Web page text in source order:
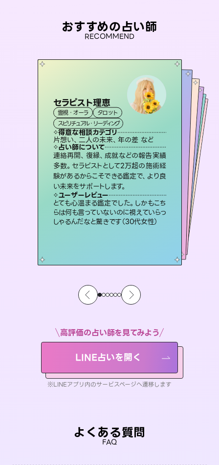
おすすめの占い師
RECOMMEND
セラピスト理恵
霊視・オーラ
タロット
スピリチュアル・リーディング
得意な相談カテゴリ
片想い、二人の未来、年の差 など
占い師について
連絡再開、復縁、成就などの報告実績
多数。セラピストとして2万超の施術経
験があるからこそできる鑑定で、より良
い未来をサポートします。
ユーザーレビュー
とても心温まる鑑定でした。しかもこち
らは何も言っていないのに視えていらっ
しゃるんだなと驚きです（30代女性）
未来視師＊花
霊視・オーラ 心理学
スピリチュアル・リーディング
得意な相談カテゴリ
出逢い、片想い、復縁 など
占い師について
未来には何パターンもの選択肢があり
ます。不安で視えにくくなっているあな
たの素敵な未来を見つけ、その未来を
選択できるようアドバイスします。
ユーザーレビュー
職場の人の性質や人間関係、本心など
本当によく視えていてびっくり。対策が
打てて前向きになれます（40代）
おう 霊感オラクル
霊視・オーラ
オラクルカード
得意な相談カテゴリ
恋愛総合、あの人の気持ち など
占い師について
霊視×オラクルカードを使って「今」と
「未来」そして「気になるあの人の気持
ち」まで丁寧に読み解き、恋や人生のヒ
ントを優しく引き出します。
ユーザーレビュー
不安な気持ちが嘘みたいに晴れまし
た…！よく視えていらっしゃるんだなと
感じました（40代 女性）
アイリス -iris-
西洋占星術
ルーン
得意な相談カテゴリ
恋愛総合、片想い、二人の未来 など
占い師について
復縁、恋愛、不倫の行方、同性愛や片思い、仕事関係や借金問題まで知りたいことや心の負担になっていることを紐解き、背中をそっと押して導きます。
ユーザーレビュー
安心感のあり、言い切ってくれる所や濁
さない鑑定のおかげで、毎回自分の気
持ちを整えられます（30代 男性）
彗望（すいぼう
霊視・オーラ
スピリチュアル・リーディング
得意な相談カテゴリ
片想い、あの人の気持ち、復縁 など
占い師について
3,700年以上の歴史を持つ東洋最古の
占術「易占」で詳細まで占い、幸せへ向
かう道筋を示します。厳しい結果にも具
体的な対策をお伝えします。
ユーザーレビュー
複雑な背景もしっかり聞いて鑑定して
いただけました。気持ちが楽になりまし
た（50代 女性）
桃源珠羽
霊視・オーラ タロット
スピリチュアル・リーディング
得意な相談カテゴリ
片想い、あの人の気持ち、復縁 など
占い師について
恋愛のお悩みの中でも特に「曖昧な関
係」の相談を得意としており、友達以上
恋人未満なお相手との今後や本音を丁
寧に読み解き恋愛成就へと導きます。
ユーザーレビュー
鑑定していただいてアドバイス通りに行
動すると仲が復活してきました。ありが
とうございました（40代 女性）
高評価の占い師を見てみよう
LINE占いを開く
※LINEアプリ内のサービスページへ遷移します
よくある質問
FAQ